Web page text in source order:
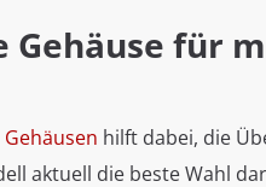
Gehäuse für
hilft dabei, die
aktuell die beste Wahl